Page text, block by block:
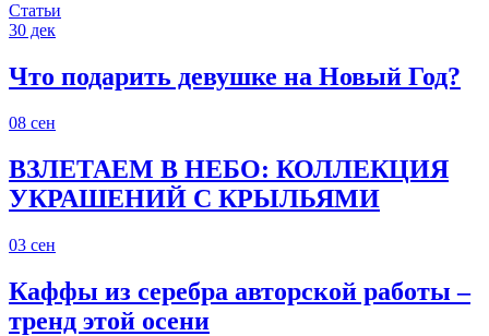
Статьи
30 дек
Что подарить девушке на Новый Год?
08 сен
ВЗЛЕТАЕМ В НЕБО: КОЛЛЕКЦИЯ
УКРАШЕНИЙ С КРЫЛЬЯМИ
03 сен
Каффы из серебра авторской работы –
тренд этой осени